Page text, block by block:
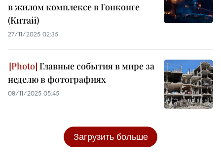
в жилом комплексе в Гонконге
(Китай)
27/11/2025 02:35
Главные события в мире за
неделю в фотографиях
08/11/2025 05:45
Загрузить больше